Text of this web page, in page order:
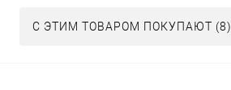
С ЭТИМ ТОВАРОМ ПОКУПАЮТ (8)